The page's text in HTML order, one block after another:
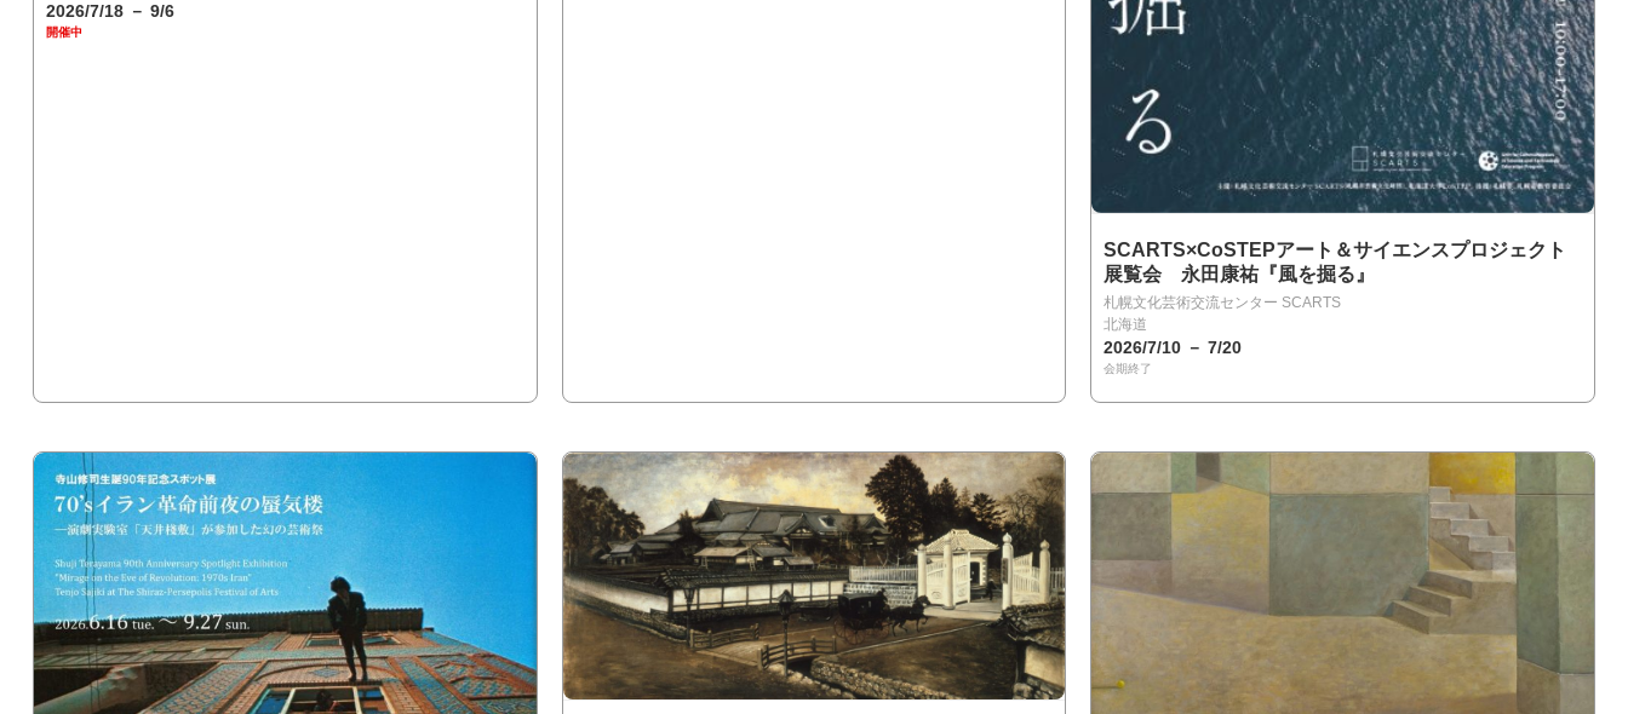
2026/7/18 － 9/6
開催中
SCARTS×CoSTEPアート＆サイエンスプロジェクト
展覧会 永田康祐『風を掘る』
札幌文化芸術交流センター SCARTS
北海道
2026/7/10 － 7/20
会期終了